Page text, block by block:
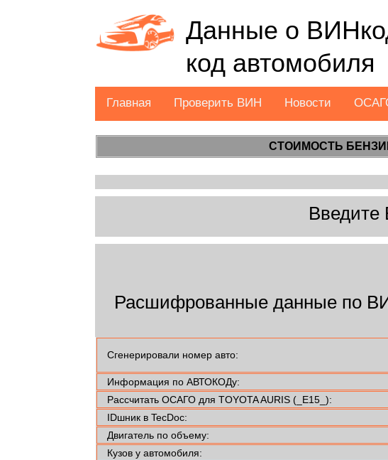
Данные о
код автомобиля
Главная Проверить ВИН Новости
СТОИМОСТЬ
Введите
Расшифрованные данные по
Сгенерировали номер авто:
Информация по АВТОКОДу:
Рассчитать ОСАГО для TOYOTA AURIS (_E15_):
IDшник в TecDoc:
Двигатель по объему:
Кузов у автомобиля: